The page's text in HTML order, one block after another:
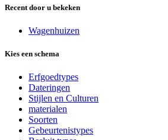
Recent door u bekeken
Wagenhuizen
Kies een schema
Erfgoedtypes
Dateringen
Stijlen en Culturen
materialen
Soorten
Gebeurtenistypes